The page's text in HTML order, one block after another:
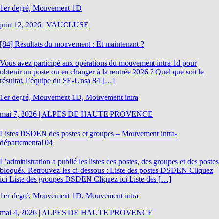
1er degré, Mouvement 1D
juin 12, 2026 | VAUCLUSE
[84] Résultats du mouvement : Et maintenant ?
Vous avez participé aux opérations du mouvement intra 1d pour
obtenir un poste ou en changer à la rentrée 2026 ? Quel que soit le
résultat, l’équipe du SE-Unsa 84 […]
1er degré, Mouvement 1D, Mouvement intra
mai 7, 2026 | ALPES DE HAUTE PROVENCE
Listes DSDEN des postes et groupes – Mouvement intra-
départemental 04
L’administration a publié les listes des postes, des groupes et des postes
bloqués. Retrouvez-les ci-dessous : Liste des postes DSDEN Cliquez
ici Liste des groupes DSDEN Cliquez ici Liste des […]
1er degré, Mouvement 1D, Mouvement intra
mai 4, 2026 | ALPES DE HAUTE PROVENCE